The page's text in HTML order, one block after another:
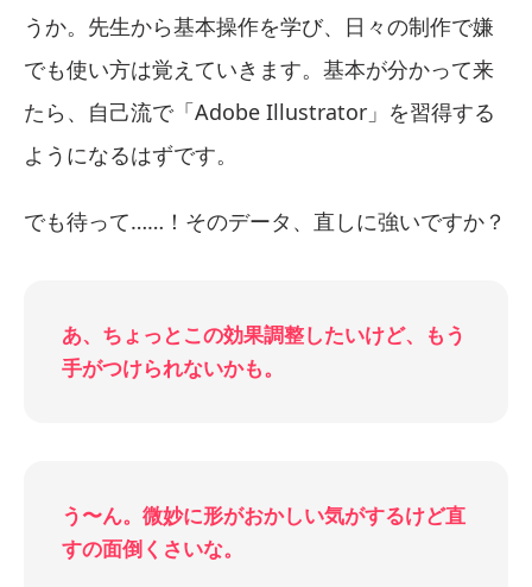
うか。先生から基本操作を学び、日々の制作で嫌
でも使い方は覚えていきます。基本が分かって来
たら、自己流で「Adobe Illustrator」を習得する
ようになるはずです。
でも待って……！そのデータ、直しに強いですか？
あ、ちょっとこの効果調整したいけど、もう
手がつけられないかも。
う〜ん。微妙に形がおかしい気がするけど直
すの面倒くさいな。